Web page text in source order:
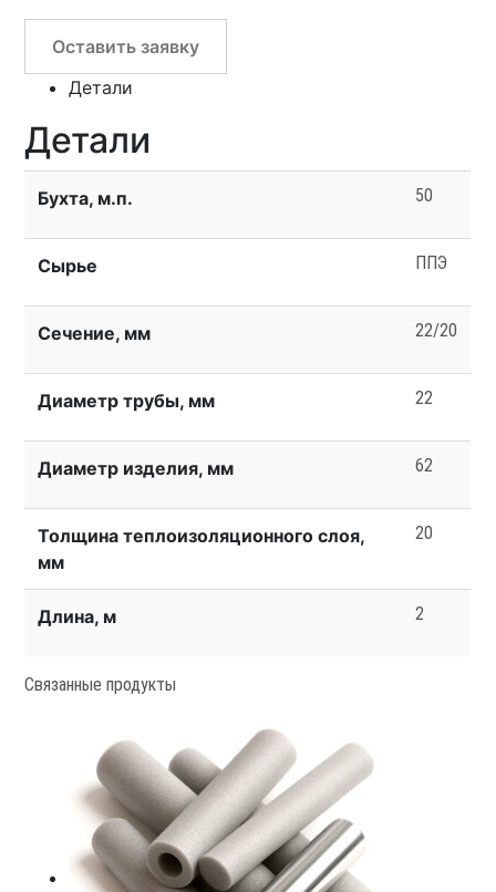
Оставить заявку
Детали
Детали
Бухта, м.п. 50
Сырье ППЭ
Сечение, мм 22/20
Диаметр трубы, мм 22
Диаметр изделия, мм 62
Толщина теплоизоляционного слоя,
мм
20
Длина, м 2
Связанные продукты